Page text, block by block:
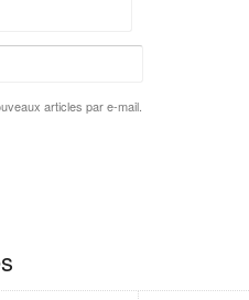
articles par e-mail.